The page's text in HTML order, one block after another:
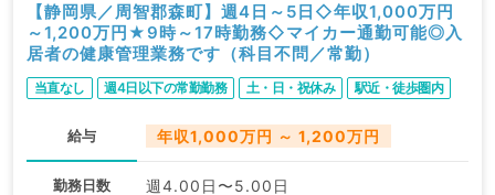
【静岡県／周智郡森町】週4日～5日◇年収1,000万円
～1,200万円★9時～17時勤務◇マイカー通勤可能◎入
居者の健康管理業務です（科目不問／常勤）
当直なし 週4日以下の常勤勤務 土・日・祝休み 駅近・徒歩圏内
給与 年収1,000万円 ～ 1,200万円
勤務日数 週4.00日〜5.00日